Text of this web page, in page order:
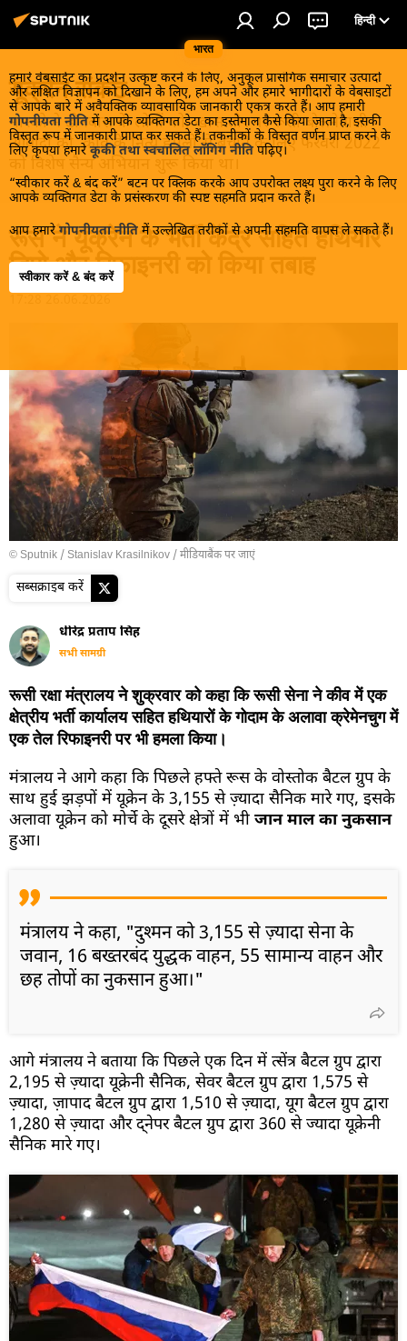
भारत
हिन्दी
हमारे वेबसाईट का प्रदर्शन उत्कृष्ट करने के लिए, अनुकूल प्रासंगिक समाचार उत्पादों
और लक्षित विज्ञापन को दिखाने के लिए, हम अपने और हमारे भागीदारों के वेबसाइटों
से आपके बारे में अवैयक्तिक व्यावसायिक जानकारी एकत्र करते हैं। आप हमारी
गोपनीयता नीति में आपके व्यक्तिगत डेटा का इस्तेमाल कैसे किया जाता है, इसकी
विस्तृत रूप में जानकारी प्राप्त कर सकते हैं। तकनीकों के विस्तृत वर्णन प्राप्त करने के
लिए कृपया हमारे कूकी तथा स्वचालित लॉगिंग नीति पढ़िए।
“स्वीकार करें & बंद करें” बटन पर क्लिक करके आप उपरोक्त लक्ष्य पुरा करने के लिए
आपके व्यक्तिगत डेटा के प्रसंस्करण की स्पष्ट सहमति प्रदान करते हैं।
आप हमारे गोपनीयता नीति में उल्लेखित तरीकों से अपनी सहमति वापस ले सकते हैं।
स्वीकार करें & बंद करें
यूक्रेन संकट
मास्को ने डोनबास के लोगों को, खास तौर पर रूसी बोलनेवाली
आबादी को, कीव के नित्य हमलों से बचाने के लिए फरवरी 2022
को विशेष सैन्य अभियान शुरू किया था।
रूस ने यूक्रेन के भर्ती केंद्र सहित हथियार
डिपो और रिफाइनरी को किया तबाह
© Sputnik / Stanislav Krasilnikov /मीडियाबैंक पर जाएं
सब्सक्राइब करें
धीरेंद्र प्रताप सिंह
सभी सामग्री
रूसी रक्षा मंत्रालय ने शुक्रवार को कहा कि रूसी सेना ने कीव में एक
क्षेत्रीय भर्ती कार्यालय सहित हथियारों के गोदाम के अलावा क्रेमेनचुग में
एक तेल रिफाइनरी पर भी हमला किया।
मंत्रालय ने आगे कहा कि पिछले हफ्ते रूस के वोस्तोक बैटल ग्रुप के
साथ हुई झड़पों में यूक्रेन के 3,155 से ज़्यादा सैनिक मारे गए, इसके
अलावा यूक्रेन को मोर्चे के दूसरे क्षेत्रों में भी जान माल का नुकसान
हुआ।
मंत्रालय ने कहा, "दुश्मन को 3,155 से ज़्यादा सेना के
जवान, 16 बख्तरबंद युद्धक वाहन, 55 सामान्य वाहन और
छह तोपों का नुकसान हुआ।"
आगे मंत्रालय ने बताया कि पिछले एक दिन में त्सेंत्र बैटल ग्रुप द्वारा
2,195 से ज़्यादा यूक्रेनी सैनिक, सेवर बैटल ग्रुप द्वारा 1,575 से
ज़्यादा, ज़ापाद बैटल ग्रुप द्वारा 1,510 से ज़्यादा, यूग बैटल ग्रुप द्वारा
1,280 से ज़्यादा और द्नेपर बैटल ग्रुप द्वारा 360 से ज्यादा यूक्रेनी
सैनिक मारे गए।